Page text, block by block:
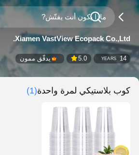
Xiamen VastView Ecopack Co.,Ltd.
14
YEARS
5.0 يدقّق ممون
كوب بلاستيكي لمرة واحدة(1)